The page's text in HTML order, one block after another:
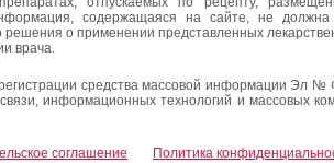
содержащаяся на сайте, не должна
решения о применении представленных
врача.
средства массовой информации Эл
информационных технологий и массовых
соглашение Политика